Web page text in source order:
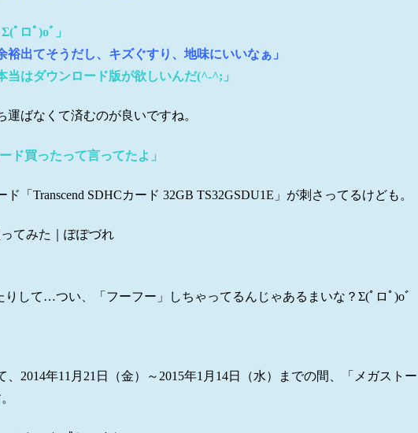
ﾟロﾟ)oﾞ」
出てそうだし、キズぐすり、地味にいいなぁ」
はダウンロード版が欲しいんだ(^-^;」
ばなくて済むのが良いですね。
ド買ったって言ってたよ」
「Transcend SDHCカード 32GB TS32GSDU1E」が刺さってるけども。
てみた｜ぽぽづれ
して…つい、「フーフー」しちゃってるんじゃあるまいな？Σ(ﾟロﾟ)oﾞ
2014年11月21日（金）～2015年1月14日（水）までの間、「メガストー